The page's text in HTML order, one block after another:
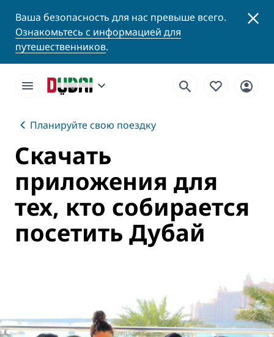
Ваша безопасность для нас превыше всего.
Ознакомьтесь с информацией для
путешественников.
Планируйте свою поездку
Скачать
приложения для
тех, кто собирается
посетить Дубай